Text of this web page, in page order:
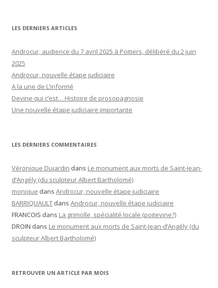
LES DERNIERS ARTICLES
Androcur, audience du 7 avril 2025 à Poitiers, délibéré du 2 juin
2025
Androcur, nouvelle étape judiciaire
A la une de L’informé
Devine qui c’est… Histoire de prosopagnosie
Une nouvelle étape judiciaire importante
LES DERNIERS COMMENTAIRES
Véronique Dujardin dans Le monument aux morts de Saint-Jean-
d’Angély (du sculpteur Albert Bartholomé)
monique dans Androcur, nouvelle étape judiciaire
BARRIQUAULT dans Androcur, nouvelle étape judiciaire
FRANCOIS dans La grimolle, spécialité locale (poitevine?)
DROIN dans Le monument aux morts de Saint-Jean-d’Angély (du
sculpteur Albert Bartholomé)
RETROUVER UN ARTICLE PAR MOIS